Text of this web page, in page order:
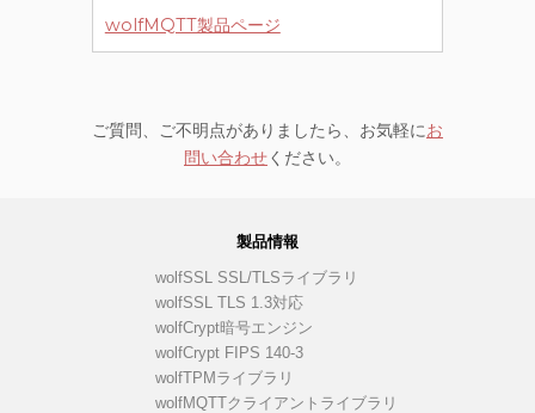
wolfMQTT製品ページ
ご質問、ご不明点がありましたら、お気軽にお
問い合わせください。
製品情報
wolfSSL SSL/TLSライブラリ
wolfSSL TLS 1.3対応
wolfCrypt暗号エンジン
wolfCrypt FIPS 140-3
wolfTPMライブラリ
wolfMQTTクライアントライブラリ